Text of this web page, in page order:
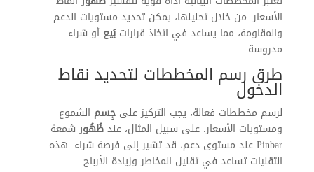
الأسعار. من خلال تحليلها، يمكن تحديد مستويات الدعم
والمقاومة، مما يساعد في اتخاذ قرارات بَيع أو شراء
مدروسة.
طرق رسم المخططات لتحديد نقاط
الدخول
لرسم مخططات فعالة، يجب التركيز على جِسم الشموع
ومستويات الأسعار. على سبيل المثال، عندظُهُورشمعة
Pinbar عند مستوى دعم، قد تشير إلى فرصة شراء. هذه
التقنيات تساعد في تقليل المخاطر وزيادة الأرباح.